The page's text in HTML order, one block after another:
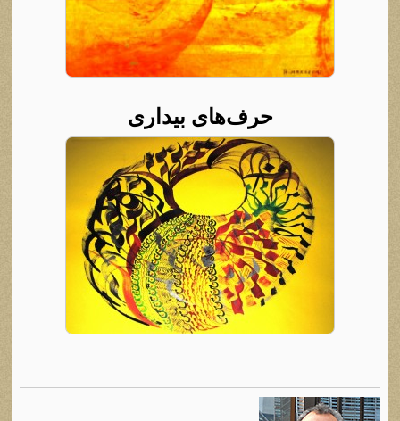
حرف‌های بیداری